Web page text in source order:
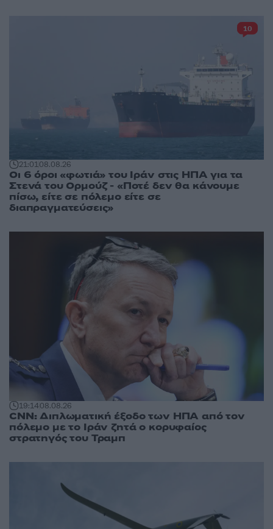
21:0108.08.26
Οι 6 όροι «φωτιά» του Ιράν στις ΗΠΑ για τα
Στενά του Ορμούζ - «Ποτέ δεν θα κάνουμε
πίσω, είτε σε πόλεμο είτε σε
διαπραγματεύσεις»
10
19:1408.08.26
CNN: Διπλωματική έξοδο των ΗΠΑ από τον
πόλεμο με το Ιράν ζητά ο κορυφαίος
στρατηγός του Τραμπ